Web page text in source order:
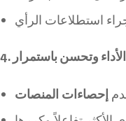
الأداء وتحسن باستمرار
إحصاءات المنصات